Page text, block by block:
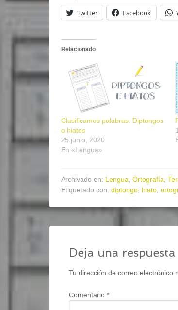
Twitter Facebook
Relacionado
Clasificamos palabras: Diptongos
o hiatos
25 junio, 2020
En «Lengua»
Archivado en: Lengua, Ortografía,
Etiquetado con: diptongo, hiato,
Deja una respuesta
Tu dirección de correo electrónico
Comentario *